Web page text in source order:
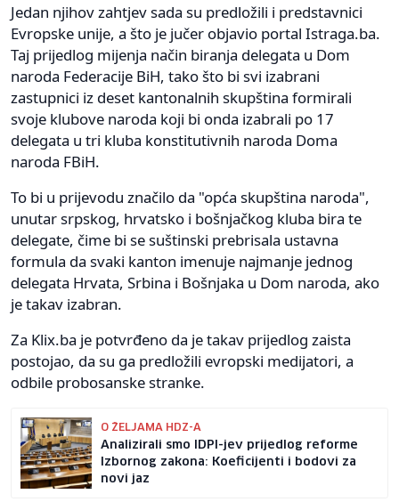
Jedan njihov zahtjev sada su predložili i predstavnici
Evropske unije, a što je jučer objavio portal Istraga.ba.
Taj prijedlog mijenja način biranja delegata u Dom
naroda Federacije BiH, tako što bi svi izabrani
zastupnici iz deset kantonalnih skupština formirali
svoje klubove naroda koji bi onda izabrali po 17
delegata u tri kluba konstitutivnih naroda Doma
naroda FBiH.
To bi u prijevodu značilo da "opća skupština naroda",
unutar srpskog, hrvatsko i bošnjačkog kluba bira te
delegate, čime bi se suštinski prebrisala ustavna
formula da svaki kanton imenuje najmanje jednog
delegata Hrvata, Srbina i Bošnjaka u Dom naroda, ako
je takav izabran.
Za Klix.ba je potvrđeno da je takav prijedlog zaista
postojao, da su ga predložili evropski medijatori, a
odbile probosanske stranke.
O ŽELJAMA HDZ-A
Analizirali smo IDPI-jev prijedlog reforme
Izbornog zakona: Koeficijenti i bodovi za
novi jaz